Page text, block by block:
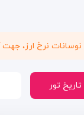
نوسانات نرخ ارز،
تور